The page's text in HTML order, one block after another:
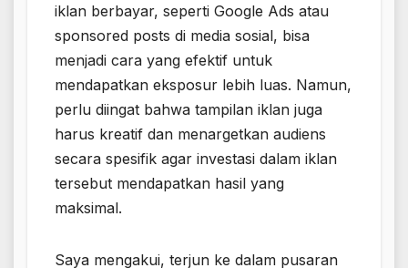
iklan berbayar, seperti Google Ads atau
sponsored posts di media sosial, bisa
menjadi cara yang efektif untuk
mendapatkan eksposur lebih luas. Namun,
perlu diingat bahwa tampilan iklan juga
harus kreatif dan menargetkan audiens
secara spesifik agar investasi dalam iklan
tersebut mendapatkan hasil yang
maksimal.
Saya mengakui, terjun ke dalam pusaran